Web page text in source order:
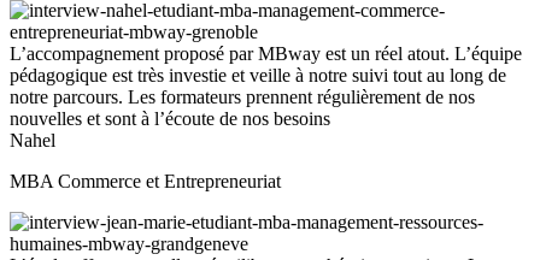
L’accompagnement proposé par MBway est un réel atout. L’équipe
pédagogique est très investie et veille à notre suivi tout au long de
notre parcours. Les formateurs prennent régulièrement de nos
nouvelles et sont à l’écoute de nos besoins
Nahel
MBA Commerce et Entrepreneuriat